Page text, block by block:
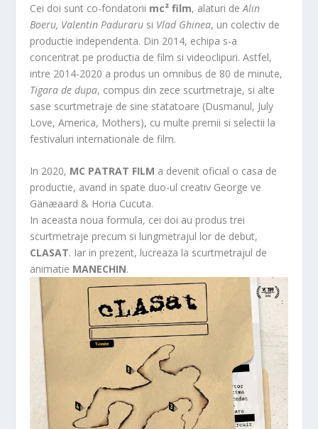
Cei doi sunt co-fondatorii mc² film, alaturi deAlin
Boeru, Valentin Paduraru si Vlad Ghinea, un colectiv de
productie independenta. Din 2014, echipa s-a
concentrat pe productia de film si videoclipuri. Astfel,
intre 2014-2020 a produs un omnibus de 80 de minute,
Tigara de dupa, compus din zece scurtmetraje, si alte
sase scurtmetraje de sine statatoare (Dusmanul, July
Love, America, Mothers), cu multe premii si selectii la
festivaluri internationale de film.
In 2020, MC PATRAT FILM a devenit oficial o casa de
productie, avand in spate duo-ul creativ George ve
Gänæaard & Horia Cucuta.
In aceasta noua formula, cei doi au produs trei
scurtmetraje precum si lungmetrajul lor de debut,
CLASAT. Iar in prezent, lucreaza la scurtmetrajul de
animatie MANECHIN.